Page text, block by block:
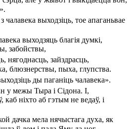
чалавека выходзіць, тое апаганьвае
выходзяць благія думкі,
забойствы,
нягоднасць, зайздрасць,
блюзнерствы, пыха, глупства.
ды паганіць чалавека».
у межы Тыра і Сідона. І,
ніхто аб гэтым не ведаў, і
дачка мела нячыстага духа, як